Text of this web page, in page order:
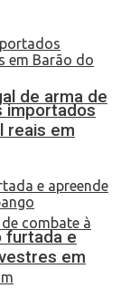
de arma de
importados
reais em
furtada e
em